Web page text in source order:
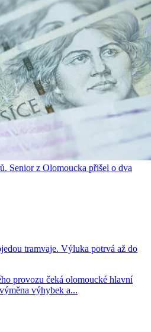
Senior z Olomoucka přišel o dva
tramvaje. Výluka potrvá až do
provozu čeká olomoucké hlavní
výhybek a...